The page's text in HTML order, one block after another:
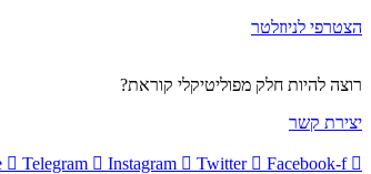
הצטרפי לניוזלטר
רוצה להיות חלק מפוליטיקלי קוראת?
יצירת קשר
Telegram Instagram Twitter
Facebook-f